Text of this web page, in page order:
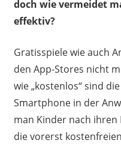
doch wie vermeidet
effektiv?
Gratisspiele wie auch
den App-Stores nicht
wie„kostenlos“sind die
Smartphone in der
man Kinder nach ihren
dievorerst kostenfreien